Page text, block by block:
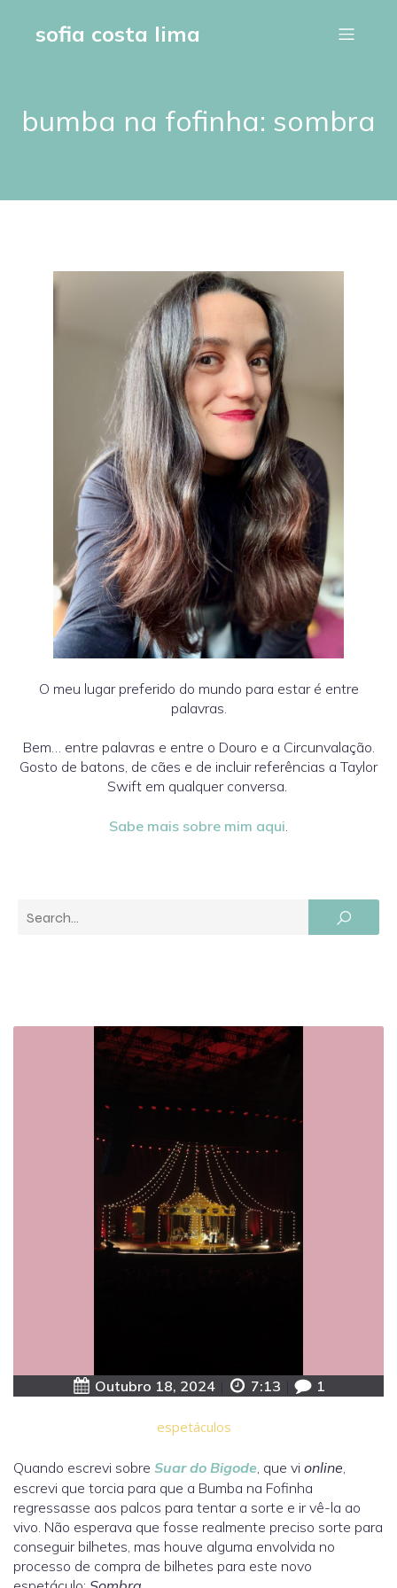
sofia costa lima
bumba na fofinha: sombra
O meu lugar preferido do mundo para estar é entre
palavras.
Bem… entre palavras e entre o Douro e a Circunvalação.
Gosto de batons, de cães e de incluir referências a Taylor
Swift em qualquer conversa.
Sabe mais sobre mim aqui.
Outubro 18, 2024 7:13 1
espetáculos
Quando escrevi sobre Suar do Bigode, que vi online,
escrevi que torcia para que a Bumba na Fofinha
regressasse aos palcos para tentar a sorte e ir vê-la ao
vivo. Não esperava que fosse realmente preciso sorte para
conseguir bilhetes, mas houve alguma envolvida no
processo de compra de bilhetes para este novo